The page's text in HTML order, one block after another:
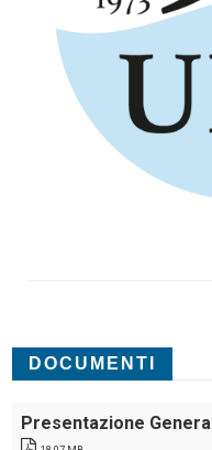
DOCUMENTI
Presentazione